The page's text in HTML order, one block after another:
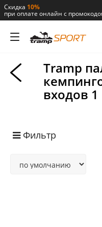
Скидка 10%
при оплате онлайн с
Tramp
входов 1
Фильтр